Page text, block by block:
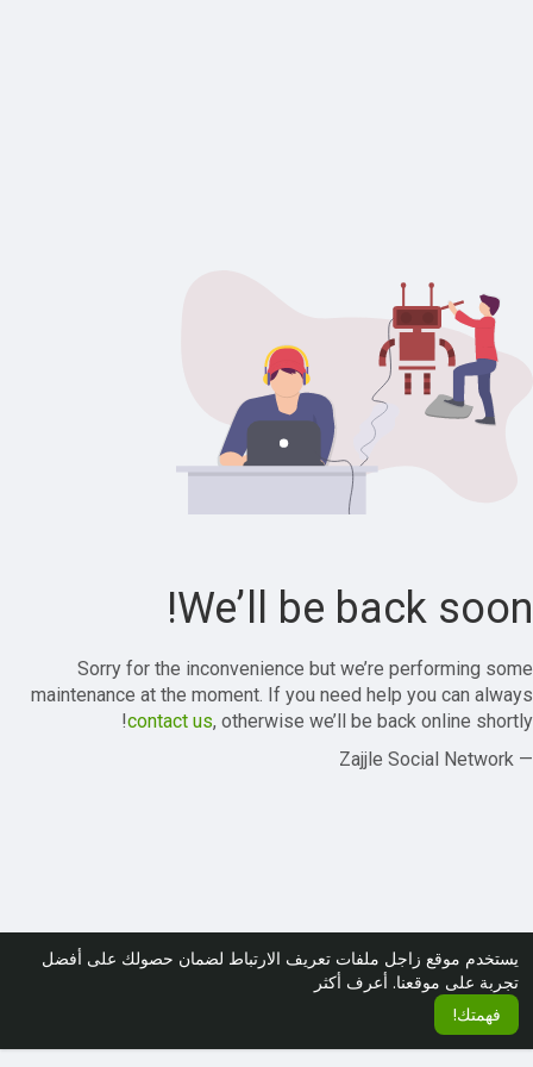
يستخدم موقع زاجل ملفات تعريف الارتباط لضمان حصولك على أفضل
تجربة على موقعنا. أعرف أكثر
فهمتك!
We’ll be back soon!
Sorry for the inconvenience but we’re performing some
maintenance at the moment. If you need help you can always
contact us, otherwise we’ll be back online shortly!
— Zajjle Social Network